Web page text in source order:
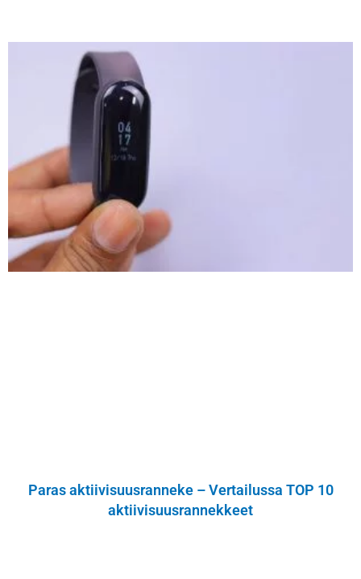
Paras aktiivisuusranneke – Vertailussa TOP 10
aktiivisuusrannekkeet